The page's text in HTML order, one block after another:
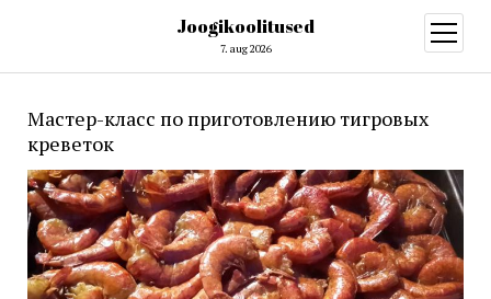
Joogikoolitused
7. aug 2026
open
menu
Мастер-класс по приготовлению тигровых
креветок